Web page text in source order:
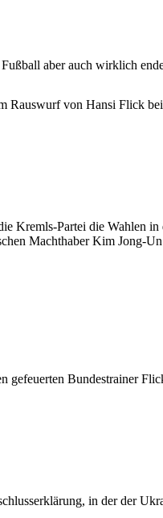
aber auch wirklich
Rauswurf von Hansi Flick
Kremls-Partei die Wahlen
Machthaber Kim Jong-
Bundestrainer
in der der